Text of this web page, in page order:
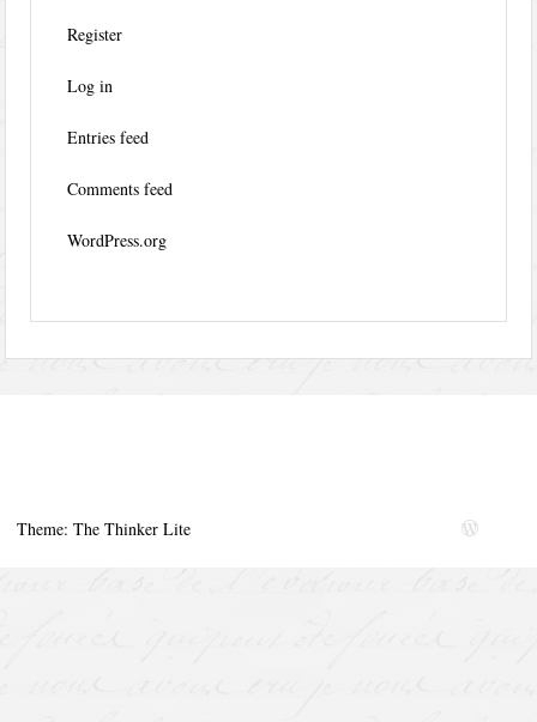
Register
Log in
Entries feed
Comments feed
WordPress.org
Theme: The Thinker Lite